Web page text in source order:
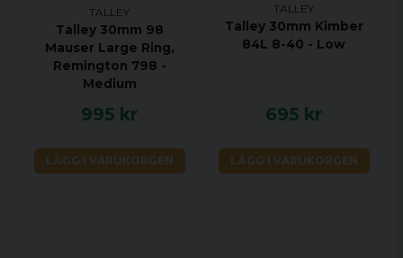
TALLEY
Talley 30mm 98
Mauser Large Ring,
Remington 798 -
Medium
995 kr
LÄGG I VARUKORGEN
TALLEY
Talley 30mm Kimber
84L 8-40 - Low
695 kr
LÄGG I VARUKORGEN